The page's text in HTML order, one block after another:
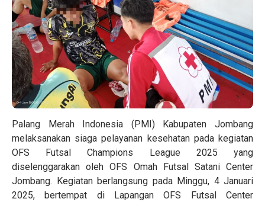
Palang Merah Indonesia (PMI) Kabupaten Jombang
melaksanakan siaga pelayanan kesehatan pada kegiatan
OFS Futsal Champions League 2025 yang
diselenggarakan oleh OFS Omah Futsal Satani Center
Jombang. Kegiatan berlangsung pada Minggu, 4 Januari
2025, bertempat di Lapangan OFS Futsal Center